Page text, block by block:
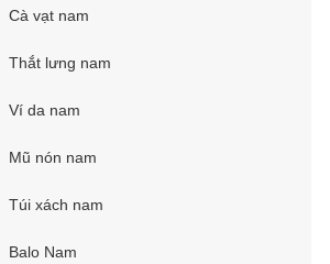
Cà vạt nam
Thắt lưng nam
Ví da nam
Mũ nón nam
Túi xách nam
Balo Nam